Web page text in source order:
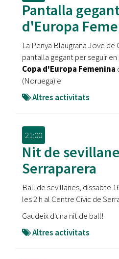
Pantalla
d'Europa
La Penya Blaugrana Jove de
pantalla gegant per seguir
Copa d'Europa Femenina
(Noruega) e
Altres activitats
21:00
Nit de
Serraparera
Ball de sevillanes, dissabte
les 2 h al Centre Cívic de
Gaudeix d'una nit de ball!
Altres activitats